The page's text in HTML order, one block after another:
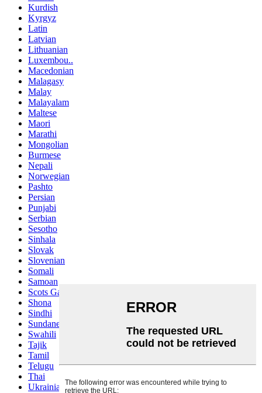
Kurdish
Kyrgyz
Latin
Latvian
Lithuanian
Luxembou..
Macedonian
Malagasy
Malay
Malayalam
Maltese
Maori
Marathi
Mongolian
Burmese
Nepali
Norwegian
Pashto
Persian
Punjabi
Serbian
Sesotho
Sinhala
Slovak
Slovenian
Somali
Samoan
Scots Gaelic
Shona
Sindhi
Sundanese
Swahili
Tajik
Tamil
Telugu
Thai
Ukrainian